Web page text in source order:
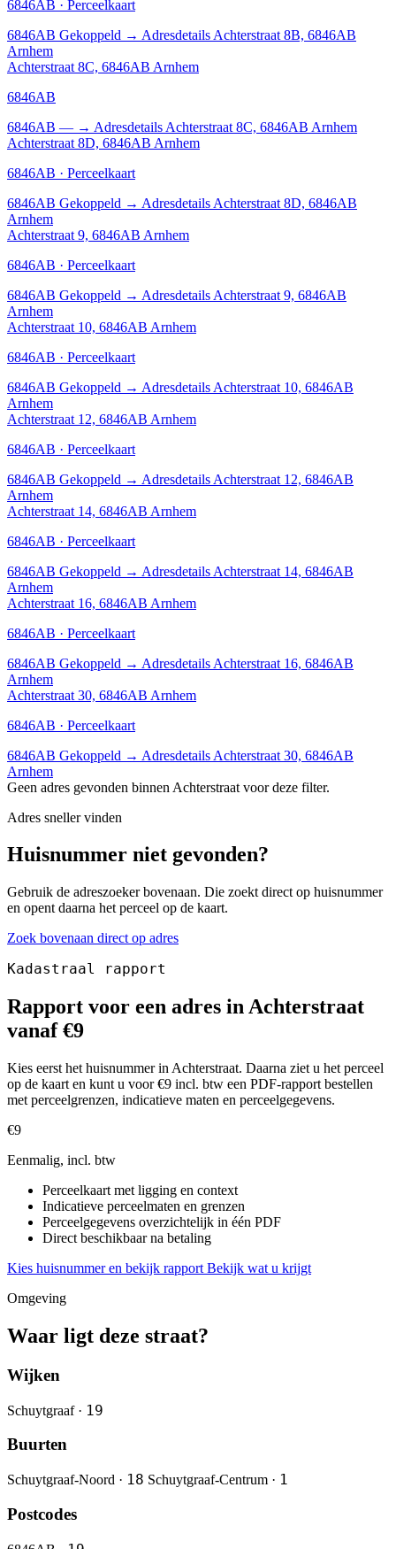
6846AB · Perceelkaart
6846AB Gekoppeld → Adresdetails Achterstraat 8B, 6846AB
Arnhem
Achterstraat 8C, 6846AB Arnhem
6846AB
6846AB — → Adresdetails Achterstraat 8C, 6846AB Arnhem
Achterstraat 8D, 6846AB Arnhem
6846AB · Perceelkaart
6846AB Gekoppeld → Adresdetails Achterstraat 8D, 6846AB
Arnhem
Achterstraat 9, 6846AB Arnhem
6846AB · Perceelkaart
6846AB Gekoppeld → Adresdetails Achterstraat 9, 6846AB
Arnhem
Achterstraat 10, 6846AB Arnhem
6846AB · Perceelkaart
6846AB Gekoppeld → Adresdetails Achterstraat 10, 6846AB
Arnhem
Achterstraat 12, 6846AB Arnhem
6846AB · Perceelkaart
6846AB Gekoppeld → Adresdetails Achterstraat 12, 6846AB
Arnhem
Achterstraat 14, 6846AB Arnhem
6846AB · Perceelkaart
6846AB Gekoppeld → Adresdetails Achterstraat 14, 6846AB
Arnhem
Achterstraat 16, 6846AB Arnhem
6846AB · Perceelkaart
6846AB Gekoppeld → Adresdetails Achterstraat 16, 6846AB
Arnhem
Achterstraat 30, 6846AB Arnhem
6846AB · Perceelkaart
6846AB Gekoppeld → Adresdetails Achterstraat 30, 6846AB
Arnhem
Geen adres gevonden binnen Achterstraat voor deze filter.
Adres sneller vinden
Huisnummer niet gevonden?
Gebruik de adreszoeker bovenaan. Die zoekt direct op huisnummer
en opent daarna het perceel op de kaart.
Zoek bovenaan direct op adres
Kadastraal rapport
Rapport voor een adres in Achterstraat
vanaf €9
Kies eerst het huisnummer in Achterstraat. Daarna ziet u het perceel
op de kaart en kunt u voor €9 incl. btw een PDF-rapport bestellen
met perceelgrenzen, indicatieve maten en perceelgegevens.
€9
Eenmalig, incl. btw
Perceelkaart met ligging en context
Indicatieve perceelmaten en grenzen
Perceelgegevens overzichtelijk in één PDF
Direct beschikbaar na betaling
Kies huisnummer en bekijk rapport Bekijk wat u krijgt
Omgeving
Waar ligt deze straat?
Wijken
Schuytgraaf · 19
Buurten
Schuytgraaf-Noord · 18 Schuytgraaf-Centrum · 1
Postcodes